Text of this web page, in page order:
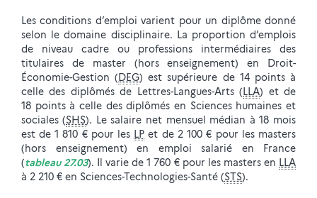
Les conditions d’emploi varient pour un diplôme donné
selon le domaine disciplinaire. La proportion d’emplois
de niveau cadre ou professions intermédiaires des
titulaires de master (hors enseignement) en Droit-
Économie-Gestion (DEG) est supérieure de 14 points à
celle des diplômés de Lettres-Langues-Arts (LLA) et de
18 points à celle des diplômés en Sciences humaines et
sociales (SHS). Le salaire net mensuel médian à 18 mois
est de 1 810 € pour les LP et de 2 100 € pour les masters
(hors enseignement) en emploi salarié en France
(tableau 27.03). Il varie de 1 760 € pour les masters en LLA
à 2 210 € en Sciences-Technologies-Santé (STS).